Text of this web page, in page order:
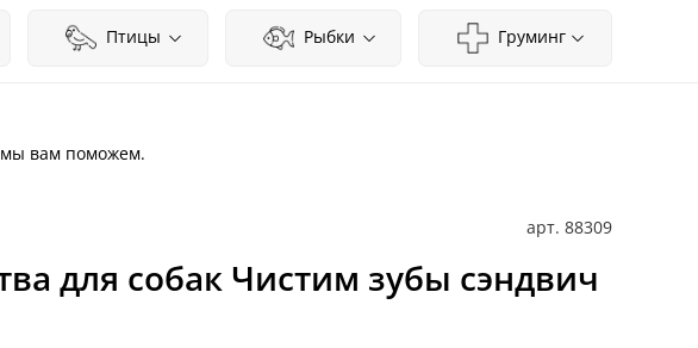
Птицы Рыбки Груминг
вам поможем.
арт. 88309
для собак Чистим зубы сэндвич